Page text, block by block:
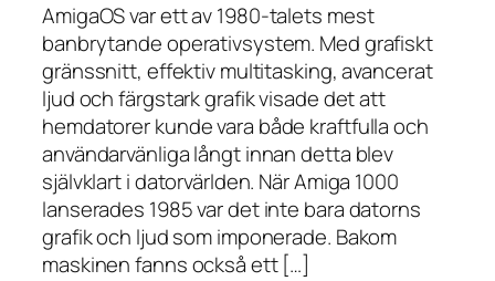
AmigaOS var ett av 1980-talets mest
banbrytande operativsystem. Med grafiskt
gränssnitt, effektiv multitasking, avancerat
ljud och färgstark grafik visade det att
hemdatorer kunde vara både kraftfulla och
användarvänliga långt innan detta blev
självklart i datorvärlden. När Amiga 1000
lanserades 1985 var det inte bara datorns
grafik och ljud som imponerade. Bakom
maskinen fanns också ett […]